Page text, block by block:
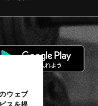
ウェブ
スを提